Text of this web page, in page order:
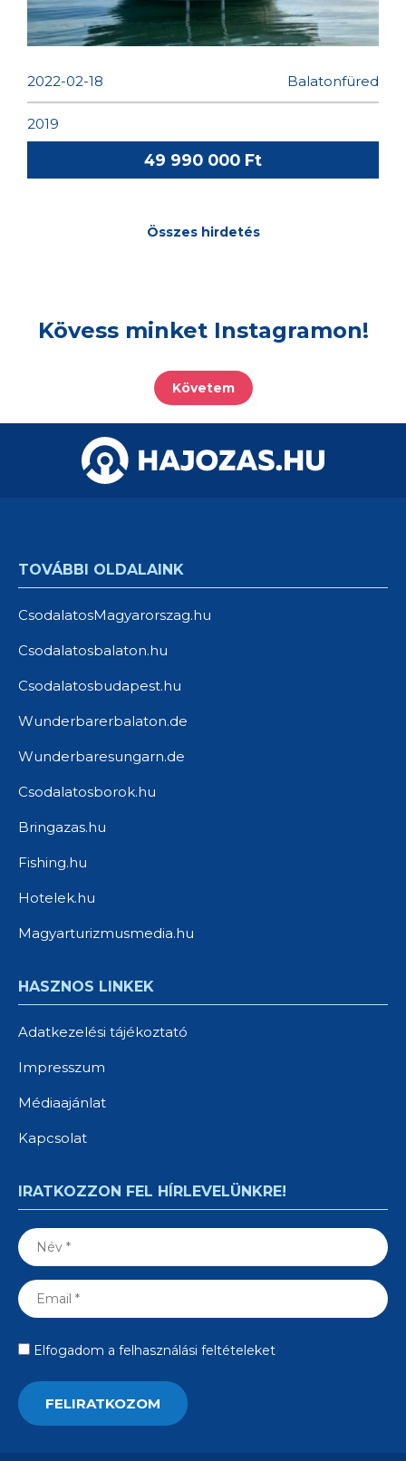
BAVARIA CRUISER 34 ÚJSZERŰ
VITORLÁS ELADÓ
2022-02-18 Balatonfüred
2019
49 990 000 Ft
Összes hirdetés
Kövess minket Instagramon!
Követem
TOVÁBBI OLDALAINK
CsodalatosMagyarorszag.hu
Csodalatosbalaton.hu
Csodalatosbudapest.hu
Wunderbarerbalaton.de
Wunderbaresungarn.de
Csodalatosborok.hu
Bringazas.hu
Fishing.hu
Hotelek.hu
Magyarturizmusmedia.hu
HASZNOS LINKEK
Adatkezelési tájékoztató
Impresszum
Médiaajánlat
Kapcsolat
IRATKOZZON FEL HÍRLEVELÜNKRE!
Elfogadom a felhasználási feltételeket